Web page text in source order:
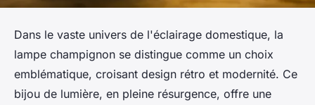
Dans le vaste univers de l'éclairage domestique, la
lampe champignon se distingue comme un choix
emblématique, croisant design rétro et modernité. Ce
bijou de lumière, en pleine résurgence, offre une